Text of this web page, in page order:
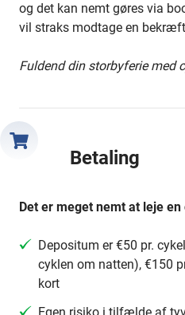
og det kan nemt gøres via
vil straks modtage en
Fuldend din storbyferie med
Betaling
Det er meget nemt at leje en
Depositum er €50 pr.
cyklen om natten), €150
kort